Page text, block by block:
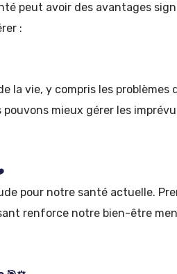
peut avoir des avantages
:
la vie, y compris les
mieux gérer les
pour notre santé actuelle.
renforce notre bien-être